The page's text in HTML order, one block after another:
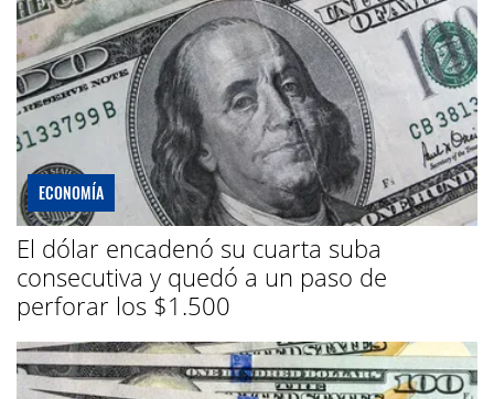
ECONOMÍA
El dólar encadenó su cuarta suba
consecutiva y quedó a un paso de
perforar los $1.500